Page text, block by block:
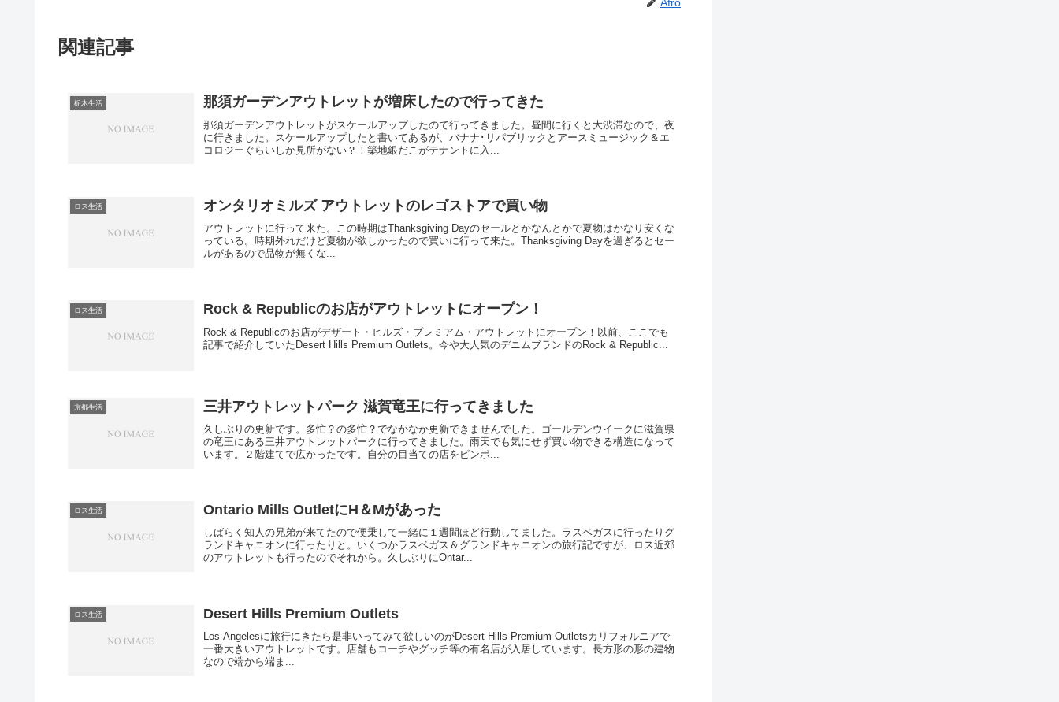
関連記事
栃木生活 那須ガーデンアウトレットが増床したので行ってきた
那須ガーデンアウトレットがスケールアップしたので行ってきました。昼間に行くと大渋滞なので、夜
に行きました。スケールアップしたと書いてあるが、バナナ･リパブリックとアースミュージック＆エ
コロジーぐらいしか見所がない？！築地銀だこがテナントに入...
ロス生活 オンタリオミルズ アウトレットのレゴストアで買い物
アウトレットに行って来た。この時期はThanksgiving Dayのセールとかなんとかで夏物はかなり安くな
っている。時期外れだけど夏物が欲しかったので買いに行って来た。Thanksgiving Dayを過ぎるとセー
ルがあるので品物が無くな...
ロス生活 Rock & Republicのお店がアウトレットにオープン！
Rock & Republicのお店がデザート・ヒルズ・プレミアム・アウトレットにオープン！以前、ここでも
記事で紹介していたDesert Hills Premium Outlets。今や大人気のデニムブランドのRock & Republic...
京都生活 三井アウトレットパーク 滋賀竜王に行ってきました
久しぶりの更新です。多忙？の多忙？でなかなか更新できませんでした。ゴールデンウイークに滋賀県
の竜王にある三井アウトレットパークに行ってきました。雨天でも気にせず買い物できる構造になって
います。２階建てで広かったです。自分の目当ての店をピンポ...
ロス生活 Ontario Mills OutletにH＆Mがあった
しばらく知人の兄弟が来てたので便乗して一緒に１週間ほど行動してました。ラスベガスに行ったりグ
ランドキャニオンに行ったりと。いくつかラスベガス＆グランドキャニオンの旅行記ですが、ロス近郊
のアウトレットも行ったのでそれから。久しぶりにOntar...
ロス生活 Desert Hills Premium Outlets
Los Angelesに旅行にきたら是非いってみて欲しいのがDesert Hills Premium Outletsカリフォルニアで
一番大きいアウトレットです。店舗もコーチやグッチ等の有名店が入居しています。長方形の形の建物
なので端から端ま...